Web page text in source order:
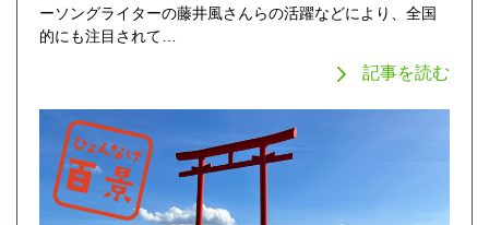
ーソングライターの藤井風さんらの活躍などにより、全国
的にも注目されて…
記事を読む